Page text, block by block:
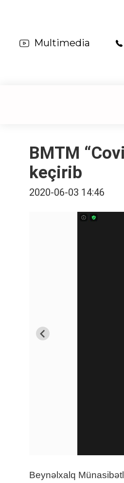
Multimedia
BMTM
keçirib
2020-06-03 14:46
Beynəlxalq